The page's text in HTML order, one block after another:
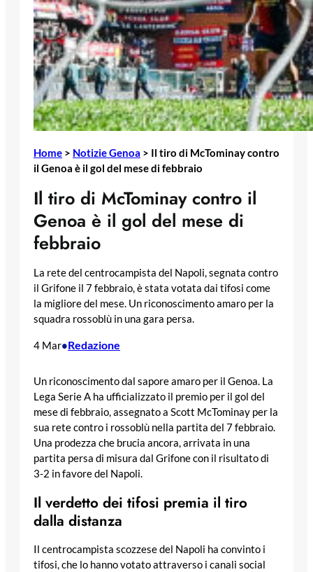
Home > Notizie Genoa > Il tiro di McTominay contro
il Genoa è il gol del mese di febbraio
Il tiro di McTominay contro il
Genoa è il gol del mese di
febbraio
La rete del centrocampista del Napoli, segnata contro
il Grifone il 7 febbraio, è stata votata dai tifosi come
la migliore del mese. Un riconoscimento amaro per la
squadra rossoblù in una gara persa.
4 Mar•Redazione
Un riconoscimento dal sapore amaro per il Genoa. La
Lega Serie A ha ufficializzato il premio per il gol del
mese di febbraio, assegnato a Scott McTominay per la
sua rete contro i rossoblù nella partita del 7 febbraio.
Una prodezza che brucia ancora, arrivata in una
partita persa di misura dal Grifone con il risultato di
3-2 in favore del Napoli.
Il verdetto dei tifosi premia il tiro
dalla distanza
Il centrocampista scozzese del Napoli ha convinto i
tifosi, che lo hanno votato attraverso i canali social